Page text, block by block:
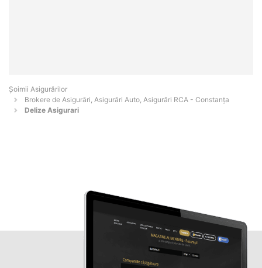
Șoimii Asigurărilor
Brokere de Asigurări, Asigurări Auto, Asigurări RCA - Constanţa
Delize Asigurari